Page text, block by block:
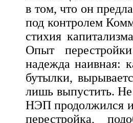
в том, что он
под контролем
стихия
Опыт
надежда наивная:
бутылки,
лишь выпустить. Не
НЭП продолжился и
перестройка,